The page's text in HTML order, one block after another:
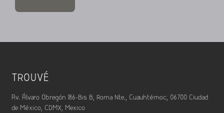
TROUVÉ
Av. Álvaro Obregón 186-Bis B, Roma Nte., Cuauhtémoc, 06700 Ciudad
de México, CDMX, Mexico